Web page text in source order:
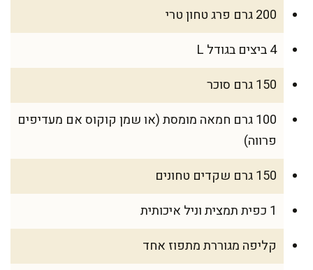
200 גרם פרג טחון טרי
4 ביצים בגודל L
150 גרם סוכר
100 גרם חמאה מומסת (או שמן קוקוס אם מעדיפים
פרווה)
150 גרם שקדים טחונים
1 כפית תמצית וניל איכותית
קליפה מגוררת מתפוז אחד